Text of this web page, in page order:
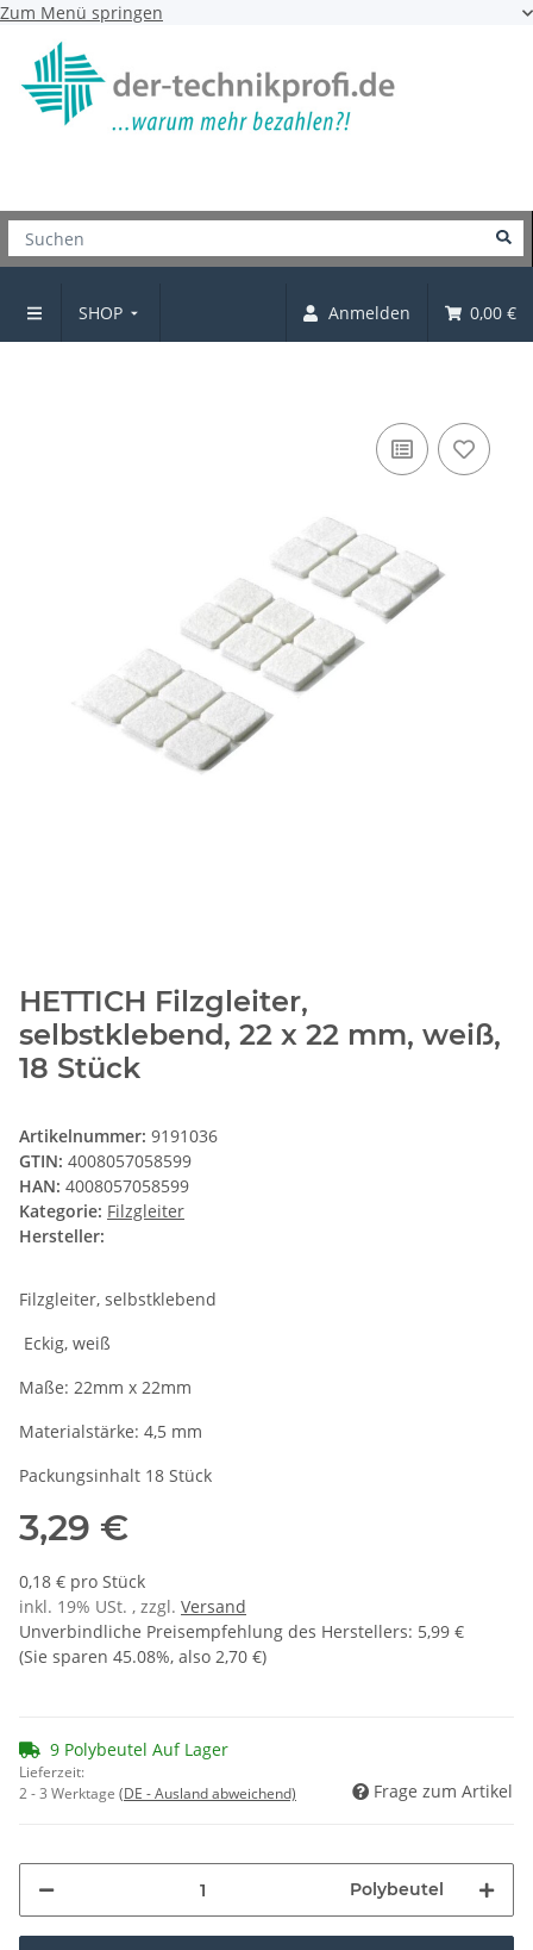
Zum Menü springen
SHOP Anmelden 0,00 €
Filzgleiter
HETTICH Filzgleiter,
selbstklebend, 22 x 22 mm, weiß,
18 Stück
Artikelnummer: 9191036
GTIN: 4008057058599
HAN: 4008057058599
Kategorie: Filzgleiter
Hersteller:
Filzgleiter, selbstklebend
Eckig, weiß
Maße: 22mm x 22mm
Materialstärke: 4,5 mm
Packungsinhalt 18 Stück
3,29 €
0,18 € pro Stück
inkl. 19% USt. , zzgl. Versand
Unverbindliche Preisempfehlung des Herstellers: 5,99 €
(Sie sparen 45.08%, also 2,70 €)
9 Polybeutel Auf Lager
Lieferzeit:
2 - 3 Werktage (DE - Ausland abweichend) Frage zum Artikel
Polybeutel